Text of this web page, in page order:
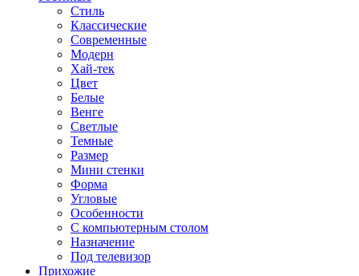
Стиль
Классические
Современные
Модерн
Хай-тек
Цвет
Белые
Венге
Светлые
Темные
Размер
Мини стенки
Форма
Угловые
Особенности
С компьютерным столом
Назначение
Под телевизор
Прихожие